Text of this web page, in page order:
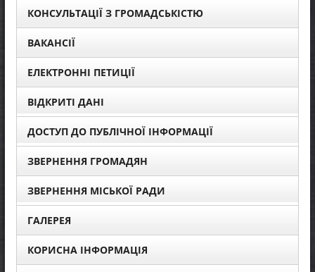
КОНСУЛЬТАЦІЇ З ГРОМАДСЬКІСТЮ
ВАКАНСІЇ
ЕЛЕКТРОННІ ПЕТИЦІЇ
ВІДКРИТІ ДАНІ
ДОСТУП ДО ПУБЛІЧНОЇ ІНФОРМАЦІЇ
ЗВЕРНЕННЯ ГРОМАДЯН
ЗВЕРНЕННЯ МІСЬКОЇ РАДИ
ГАЛЕРЕЯ
КОРИСНА ІНФОРМАЦІЯ